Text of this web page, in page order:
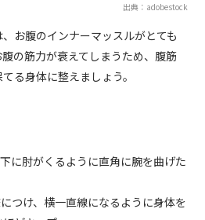
出典：adobestock
お腹のインナーマッスルがとても
の筋力が衰えてしまうため、腹筋
る身体に整えましょう。
に肘がくるように直角に腕を曲げた
つけ、横一直線になるように身体を